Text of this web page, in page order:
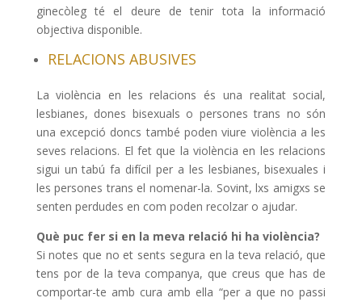
ginecòleg té el deure de tenir tota la informació
objectiva disponible.
RELACIONS ABUSIVES
La violència en les relacions és una realitat social,
lesbianes, dones bisexuals o persones trans no són
una excepció doncs també poden viure violència a les
seves relacions. El fet que la violència en les relacions
sigui un tabú fa difícil per a les lesbianes, bisexuales i
les persones trans el nomenar-la. Sovint, lxs amigxs se
senten perdudes en com poden recolzar o ajudar.
Què puc fer si en la meva relació hi ha violència?
Si notes que no et sents segura en la teva relació, que
tens por de la teva companya, que creus que has de
comportar-te amb cura amb ella “per a que no passi